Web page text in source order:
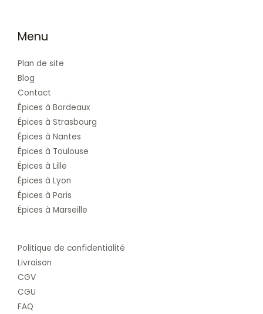
Menu
Plan de site
Blog
Contact
Épices à Bordeaux
Épices à Strasbourg
Épices à Nantes
Épices à Toulouse
Épices à Lille
Épices à Lyon
Épices à Paris
Épices à Marseille
Politique de confidentialité
Livraison
CGV
CGU
FAQ